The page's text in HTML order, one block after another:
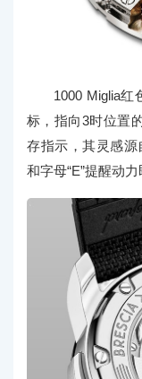
1000 Miglia红
标，指向3时位置
存指示，其灵感
和字母“E”提醒动力